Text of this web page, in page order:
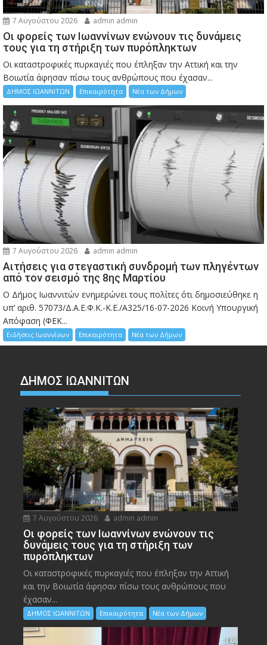
7 Αυγούστου 2026 admin admin
Οι φορείς των Ιωαννίνων ενώνουν τις δυνάμεις
τους για τη στήριξη των πυρόπληκτων
Οι καταστροφικές πυρκαγιές που έπληξαν την Αττική και την
Bοιωτία άφησαν πίσω τους ανθρώπους που έχασαν...
ΔΗΜΟΣ ΙΩΑΝΝΙΤΩΝ Επικαιρότητα Νέα των Δήμων
7 Αυγούστου 2026 admin admin
Αιτήσεις για στεγαστική συνδρομή των πληγέντων
από τον σεισμό της 8ης Μαρτίου
Ο Δήμος Ιωαννιτών ενημερώνει τους πολίτες ότι δημοσιεύθηκε η
υπ’ αριθ. 57073/Δ.Α.Ε.Φ.Κ.-Κ.Ε./Α325/16-07-2026 Κοινή Υπουργική
Απόφαση (ΦΕΚ...
Ειδήσεις Ιωαννίνων Επικαιρότητα Νέα των Δήμων
ΔΗΜΟΣ ΙΩΑΝΝΙΤΩΝ
7 Αυγούστου 2026 admin admin
Οι φορείς των Ιωαννίνων ενώνουν τις
δυνάμεις τους για τη στήριξη των
πυρόπληκτων
Οι καταστροφικές πυρκαγιές που έπληξαν την Αττική
και την Bοιωτία άφησαν πίσω τους ανθρώπους που
έχασαν...
ΔΗΜΟΣ ΙΩΑΝΝΙΤΩΝ Επικαιρότητα Νέα των Δήμων